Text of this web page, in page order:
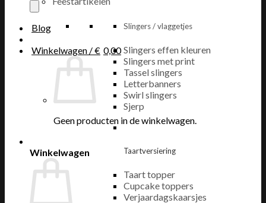
zoeken
Blog
Winkelwagen /€ 0,00
Geen producten in de winkelwagen.
Winkelwagen
Slingers / vlaggetjes
Slingers effen kleuren
Slingers met print
Tassel slingers
Letterbanners
Swirl slingers
Sjerp
Taartversiering
Taart topper
Cupcake toppers
Verjaardagskaarsjes